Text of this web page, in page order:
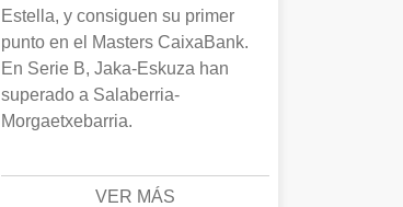
Estella, y consiguen su primer
punto en el Masters CaixaBank.
En Serie B, Jaka-Eskuza han
superado a Salaberria-
Morgaetxebarria.
VER MÁS